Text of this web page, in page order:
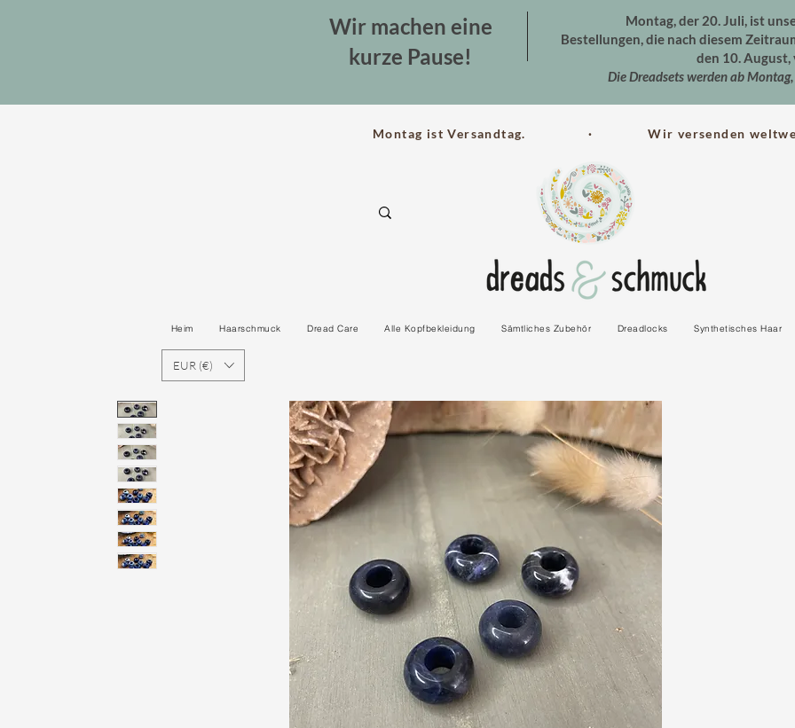
Wir machen eine
kurze Pause!
Montag, der 20. Juli, ist
Bestellungen, die nach diesem
den 10. August,
Die Dreadsets werden ab
Montag ist Versandtag. · Wir versenden
Heim Haarschmuck Dread Care Alle Kopfbekleidung Sämtliches Zubehör Dreadlocks Synthetisches Haar
EUR (€)